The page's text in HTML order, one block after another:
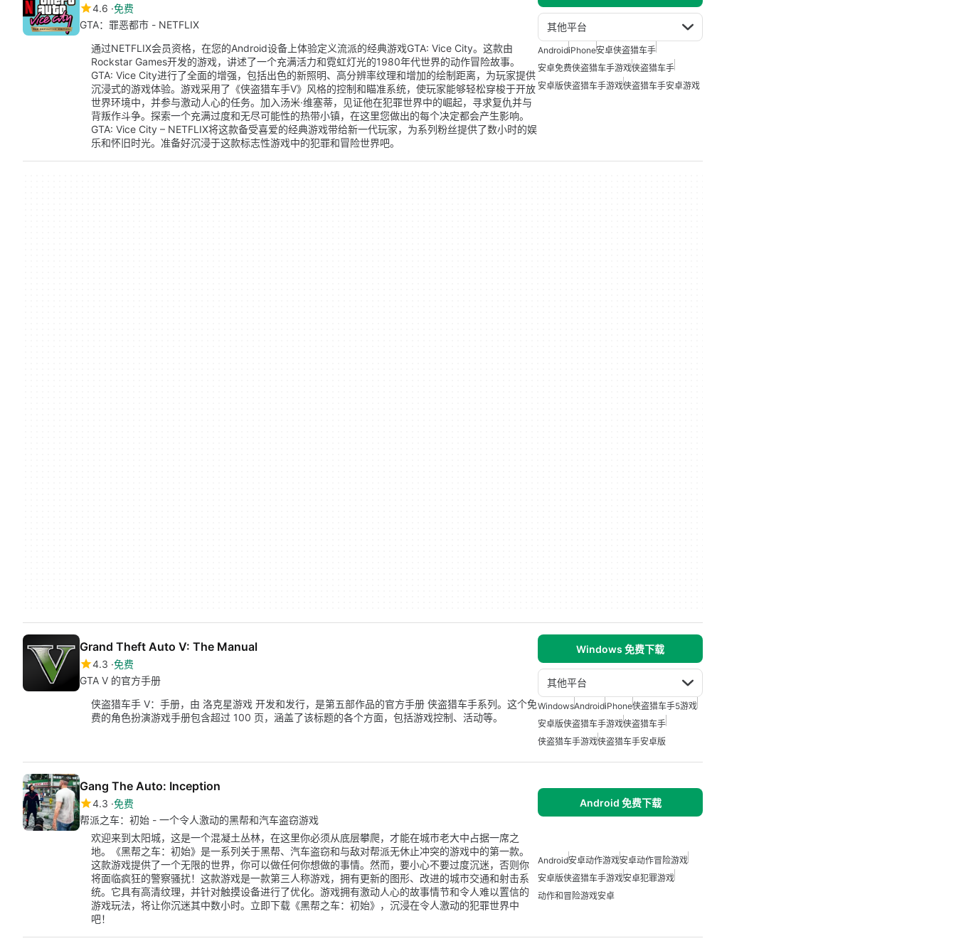
4.6 免费
GTA：罪恶都市 - NETFLIX
其他平台
通过NETFLIX会员资格，在您的Android设备上体验定义流派的经典游戏GTA: Vice City。这款由
Rockstar Games开发的游戏，讲述了一个充满活力和霓虹灯光的1980年代世界的动作冒险故事。
GTA: Vice City进行了全面的增强，包括出色的新照明、高分辨率纹理和增加的绘制距离，为玩家提供
沉浸式的游戏体验。游戏采用了《侠盗猎车手V》风格的控制和瞄准系统，使玩家能够轻松穿梭于开放
世界环境中，并参与激动人心的任务。加入汤米·维塞蒂，见证他在犯罪世界中的崛起，寻求复仇并与
背叛作斗争。探索一个充满过度和无尽可能性的热带小镇，在这里您做出的每个决定都会产生影响。
GTA: Vice City – NETFLIX将这款备受喜爱的经典游戏带给新一代玩家，为系列粉丝提供了数小时的娱
乐和怀旧时光。准备好沉浸于这款标志性游戏中的犯罪和冒险世界吧。
AndroidiPhone安卓侠盗猎车手
安卓免费侠盗猎车手游戏侠盗猎车手
安卓版侠盗猎车手游戏侠盗猎车手安卓游戏
Grand Theft Auto V: The Manual
4.3 免费
GTA V 的官方手册
Windows 免费下载
其他平台
侠盗猎车手 V：手册，由 洛克星游戏 开发和发行，是第五部作品的官方手册 侠盗猎车手系列。这个免
费的角色扮演游戏手册包含超过 100 页，涵盖了该标题的各个方面，包括游戏控制、活动等。
WindowsAndroidiPhone侠盗猎车手5游戏
安卓版侠盗猎车手游戏侠盗猎车手
侠盗猎车手游戏侠盗猎车手安卓版
Gang The Auto: Inception
4.3 免费
帮派之车：初始 - 一个令人激动的黑帮和汽车盗窃游戏
Android 免费下载
欢迎来到太阳城，这是一个混凝土丛林，在这里你必须从底层攀爬，才能在城市老大中占据一席之
地。《黑帮之车：初始》是一系列关于黑帮、汽车盗窃和与敌对帮派无休止冲突的游戏中的第一款。
这款游戏提供了一个无限的世界，你可以做任何你想做的事情。然而，要小心不要过度沉迷，否则你
将面临疯狂的警察骚扰！这款游戏是一款第三人称游戏，拥有更新的图形、改进的城市交通和射击系
统。它具有高清纹理，并针对触摸设备进行了优化。游戏拥有激动人心的故事情节和令人难以置信的
游戏玩法，将让你沉迷其中数小时。立即下载《黑帮之车：初始》，沉浸在令人激动的犯罪世界中
吧！
Android安卓动作游戏安卓动作冒险游戏
安卓版侠盗猎车手游戏安卓犯罪游戏
动作和冒险游戏安卓